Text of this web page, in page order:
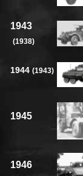
1943
(1938)
1944 (1943)
1945
1946